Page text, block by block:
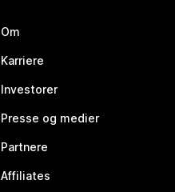
Om
Karriere
Investorer
Presse og medier
Partnere
Affiliates